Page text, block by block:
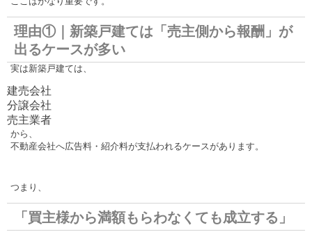
理由①｜新築戸建ては「売主側から報酬」が
出るケースが多い
実は新築戸建ては、
建売会社
分譲会社
売主業者
から、
不動産会社へ広告料・紹介料が支払われるケースがあります。
つまり、
「買主様から満額もらわなくても成立する」